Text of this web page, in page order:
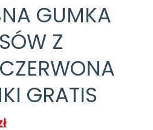
GUMKA
Z
GRATIS
Aktualna